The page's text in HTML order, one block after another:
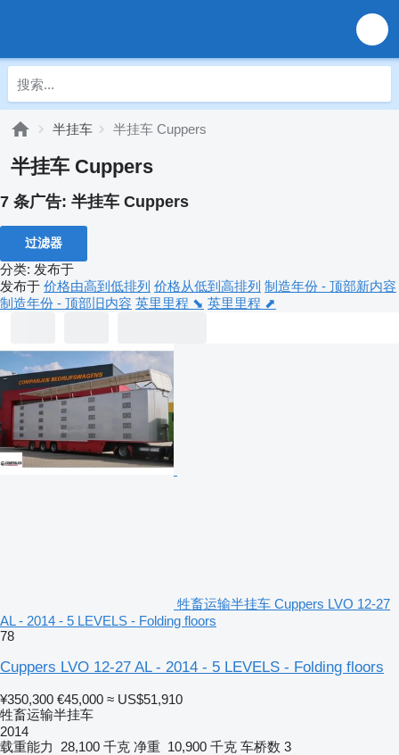
半挂车 半挂车 Cuppers
半挂车 Cuppers
7 条广告: 半挂车 Cuppers
过滤器
分类: 发布于
发布于 价格由高到低排列 价格从低到高排列 制造年份 - 顶部新内容
制造年份 - 顶部旧内容 英里里程 ⬊ 英里里程 ⬈
牲畜运输半挂车 Cuppers LVO 12-27
AL - 2014 - 5 LEVELS - Folding floors
78
Cuppers LVO 12-27 AL - 2014 - 5 LEVELS - Folding floors
¥350,300 €45,000 ≈ US$51,910
牲畜运输半挂车
2014
载重能力
28,100 千克 净重 10,900 千克 车桥数 3